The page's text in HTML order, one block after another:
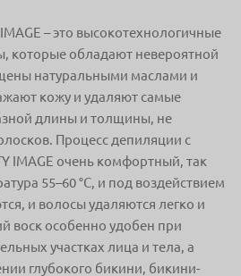
– это высокотехнологичные
которые обладают невероятной
натуральными маслами и
кожу и удаляют самые
длины и толщины, не
Процесс депиляции с
IMAGE очень комфортный, так
55–60 °С, и под воздействием
и волосы удаляются легко и
воск особенно удобен при
участках лица и тела, а
глубокого бикини, бикини-